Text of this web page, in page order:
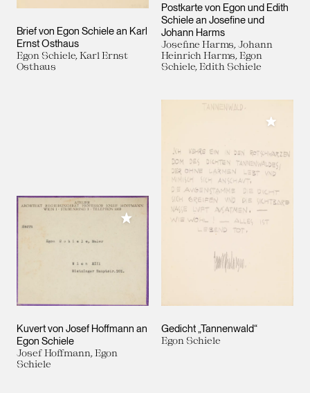
Brief von Egon Schiele an Karl
Ernst Osthaus
Egon Schiele, Karl Ernst
Osthaus
Postkarte von Egon und Edith
Schiele an Josefine und
Johann Harms
Josefine Harms, Johann
Heinrich Harms, Egon
Schiele, Edith Schiele
Kuvert von Josef Hoffmann an
Egon Schiele
Josef Hoffmann, Egon
Schiele
Meiner Sammlung hinzufügen
Gedicht „Tannenwald“
Egon Schiele
Meiner